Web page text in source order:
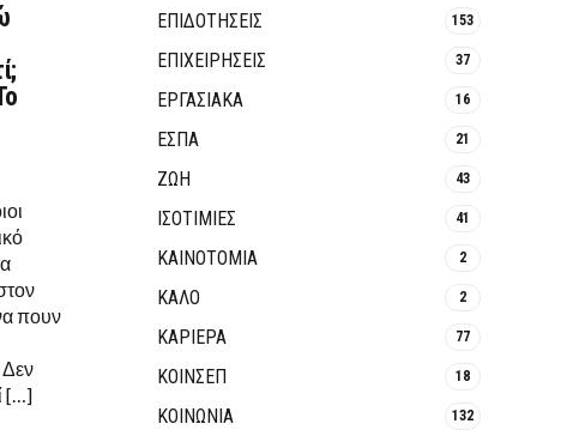
ΔΙΑΜΑΡΤΎΡΕΤΑΙ,
πουν
Δεν
[…]
ΕΠΙΔΟΤΗΣΕΙΣ 153
ΕΠΙΧΕΙΡΗΣΕΙΣ 37
ΕΡΓΑΣΙΑΚΑ 16
ΕΣΠΑ 21
ΖΩΗ 43
ΙΣΟΤΙΜΙΕΣ 41
ΚΑΙΝΟΤΟΜΊΑ 2
ΚΑΛΟ 2
ΚΑΡΙΕΡΑ 77
ΚΟΙΝΣΕΠ 18
ΚΟΙΝΩΝΙΑ 132